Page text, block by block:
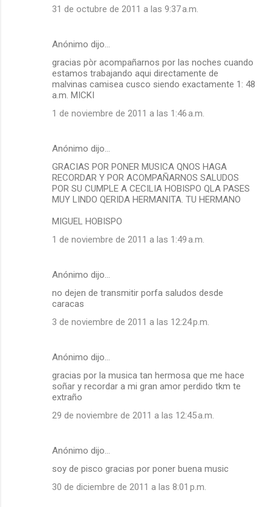
31 de octubre de 2011 a las 9:37 a.m.
Anónimo dijo…
gracias pòr acompañarnos por las noches cuando
estamos trabajando aqui directamente de
malvinas camisea cusco siendo exactamente 1: 48
a.m. MICKI
1 de noviembre de 2011 a las 1:46 a.m.
Anónimo dijo…
GRACIAS POR PONER MUSICA QNOS HAGA
RECORDAR Y POR ACOMPAÑARNOS SALUDOS
POR SU CUMPLE A CECILIA HOBISPO QLA PASES
MUY LINDO QERIDA HERMANITA. TU HERMANO
MIGUEL HOBISPO
1 de noviembre de 2011 a las 1:49 a.m.
Anónimo dijo…
no dejen de transmitir porfa saludos desde
caracas
3 de noviembre de 2011 a las 12:24 p.m.
Anónimo dijo…
gracias por la musica tan hermosa que me hace
soñar y recordar a mi gran amor perdido tkm te
extraño
29 de noviembre de 2011 a las 12:45 a.m.
Anónimo dijo…
soy de pisco gracias por poner buena music
30 de diciembre de 2011 a las 8:01 p.m.